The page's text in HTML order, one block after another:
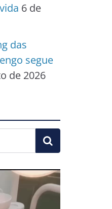
6 de
das
segue
de 2026